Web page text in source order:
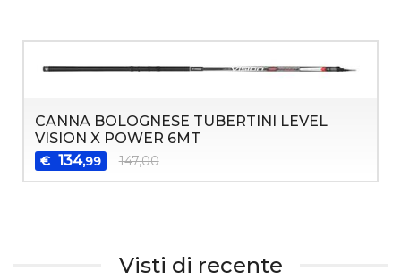
CANNA BOLOGNESE TUBERTINI LEVEL
VISION X POWER 6MT
€ 134,99 147,00
Visti di recente